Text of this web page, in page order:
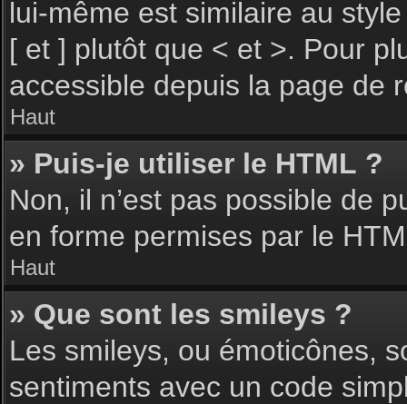
lui-même est similaire au
[ et ] plutôt que < et >. Pour
accessible depuis la page de
Haut
» Puis-je utiliser le HTML ?
Non, il n’est pas possible de
en forme permises par le
Haut
» Que sont les smileys ?
Les smileys, ou émoticônes,
sentiments avec un code